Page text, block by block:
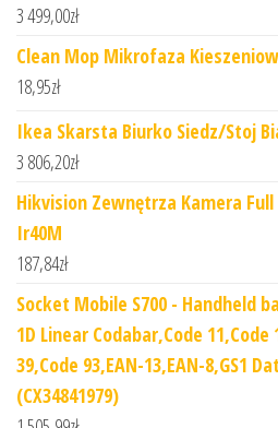
3 499,00zł
Clean Mop Mikrofaza
18,95zł
Ikea Skarsta Biurko Siedz/Stoj
3 806,20zł
Hikvision Zewnętrza Kamera Full
Ir40M
187,84zł
Socket Mobile S700 - Handheld
1D Linear Codabar,Code 11,Code
39,Code 93,EAN-13,EAN-8,GS1
(CX34841979)